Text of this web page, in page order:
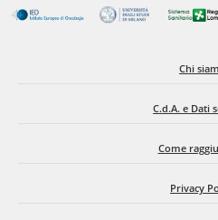
Chi
C.d.A. e Dati
Come
Privacy